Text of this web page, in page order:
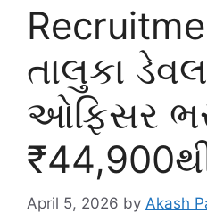
તાલુકા
ઓફિસર
April 5, 2026 by Akash